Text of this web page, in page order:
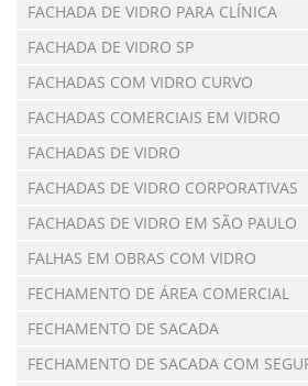
FACHADA DE VIDRO PARA CLÍNICA
FACHADA DE VIDRO SP
FACHADAS COM VIDRO CURVO
FACHADAS COMERCIAIS EM VIDRO
FACHADAS DE VIDRO
FACHADAS DE VIDRO CORPORATIVAS
FACHADAS DE VIDRO EM SÃO PAULO
FALHAS EM OBRAS COM VIDRO
FECHAMENTO DE ÁREA COMERCIAL
FECHAMENTO DE SACADA
FECHAMENTO DE SACADA COM